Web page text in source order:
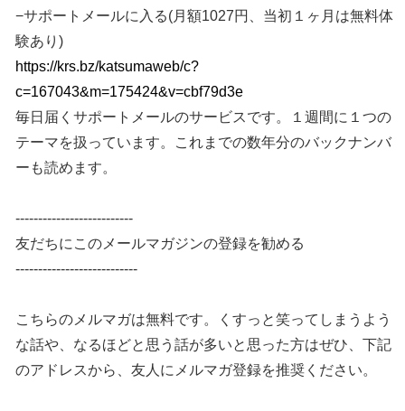
−サポートメールに入る(月額1027円、当初１ヶ月は無料体
験あり)
https://krs.bz/katsumaweb/c?
c=167043&m=175424&v=cbf79d3e
毎日届くサポートメールのサービスです。１週間に１つの
テーマを扱っています。これまでの数年分のバックナンバ
ーも読めます。
--------------------------
友だちにこのメールマガジンの登録を勧める
---------------------------
こちらのメルマガは無料です。くすっと笑ってしまうよう
な話や、なるほどと思う話が多いと思った方はぜひ、下記
のアドレスから、友人にメルマガ登録を推奨ください。